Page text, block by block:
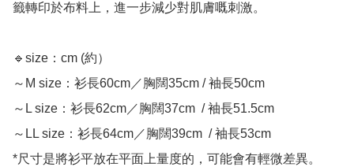
籤轉印於布料上，進一步減少對肌膚嘅刺激。
🔹size：cm (約）
～M size：衫長60cm／胸闊35cm / 袖長50cm
～L size：衫長62cm／胸闊37cm  / 袖長51.5cm
～LL size：衫長64cm／胸闊39cm  / 袖長53cm
*尺寸是將衫平放在平面上量度的，可能會有輕微差異。